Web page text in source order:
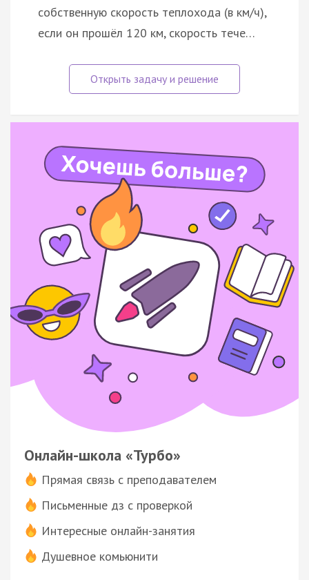
собственную скорость теплохода (в км/ч),
если он прошёл 120 км, скорость тече…
Онлайн-школа «Турбо»
Прямая связь с преподавателем
Письменные дз с проверкой
Интересные онлайн-занятия
Душевное комьюнити